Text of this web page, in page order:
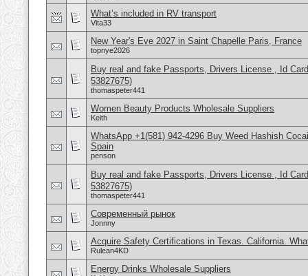
What’s included in RV transport
Vita33
New Year's Eve 2027 in Saint Chapelle Paris, France
topnye2026
Buy real and fake Passports, Drivers License , Id
53827675)
thomaspeter441
Women Beauty Products Wholesale Suppliers
Keith
WhatsApp +1(581) 942-4296 Buy Weed Hashish
Spain
penson
Buy real and fake Passports, Drivers License , Id
53827675)
thomaspeter441
Современный рынок
Jonnny
Acquire Safety Certifications in Texas. California.
Rulean4KD
Energy Drinks Wholesale Suppliers